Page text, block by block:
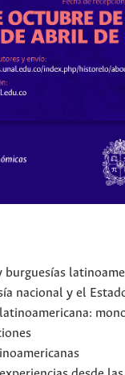
nacional y el